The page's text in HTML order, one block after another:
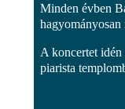
Minden évben
hagyományosan
A koncertet
piarista